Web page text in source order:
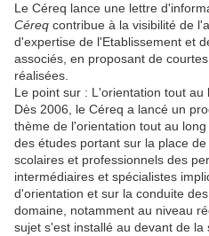
Le Céreq lance une lettre
Céreq contribue à la visibilité de
d'expertise de l'Etablissement et
associés, en proposant de
réalisées.
Le point sur : L'orientation tout au
Dès 2006, le Céreq a lancé un
thème de l'orientation tout au
des études portant sur la place
scolaires et professionnels des
intermédiaires et spécialistes
d'orientation et sur la conduite
domaine, notamment au niveau
sujet s'est installé au devant de